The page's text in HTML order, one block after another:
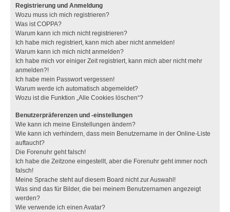
Registrierung und Anmeldung
Wozu muss ich mich registrieren?
Was ist COPPA?
Warum kann ich mich nicht registrieren?
Ich habe mich registriert, kann mich aber nicht anmelden!
Warum kann ich mich nicht anmelden?
Ich habe mich vor einiger Zeit registriert, kann mich aber nicht mehr
anmelden?!
Ich habe mein Passwort vergessen!
Warum werde ich automatisch abgemeldet?
Wozu ist die Funktion „Alle Cookies löschen“?
Benutzerpräferenzen und -einstellungen
Wie kann ich meine Einstellungen ändern?
Wie kann ich verhindern, dass mein Benutzername in der Online-Liste
auftaucht?
Die Forenuhr geht falsch!
Ich habe die Zeitzone eingestellt, aber die Forenuhr geht immer noch
falsch!
Meine Sprache steht auf diesem Board nicht zur Auswahl!
Was sind das für Bilder, die bei meinem Benutzernamen angezeigt
werden?
Wie verwende ich einen Avatar?